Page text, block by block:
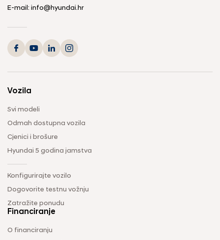
E-mail: info@hyundai.hr
Vozila
Svi modeli
Odmah dostupna vozila
Cjenici i brošure
Hyundai 5 godina jamstva
Konfigurirajte vozilo
Dogovorite testnu vožnju
Zatražite ponudu
Financiranje
O financiranju